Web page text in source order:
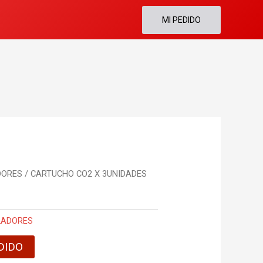
MI PEDIDO
/ CARTUCHO CO2 X 3UNIDADES